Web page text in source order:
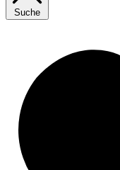
Suche